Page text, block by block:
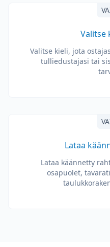
Valitse
Valitse kieli, jota
tulliedustajasi tai
Lataa
Lataa käännetty
osapuolet,